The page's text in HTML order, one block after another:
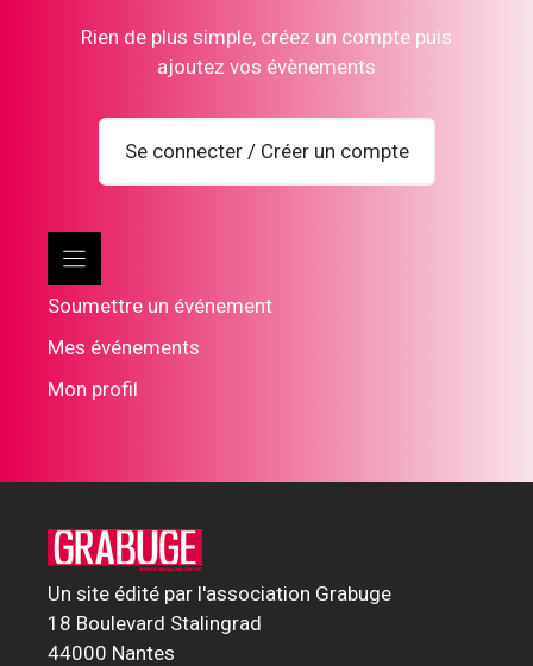
Rien de plus simple, créez un compte puis
ajoutez vos évènements
Se connecter / Créer un compte
Soumettre un événement
Mes événements
Mon profil
Un site édité par l'association Grabuge
18 Boulevard Stalingrad
44000 Nantes